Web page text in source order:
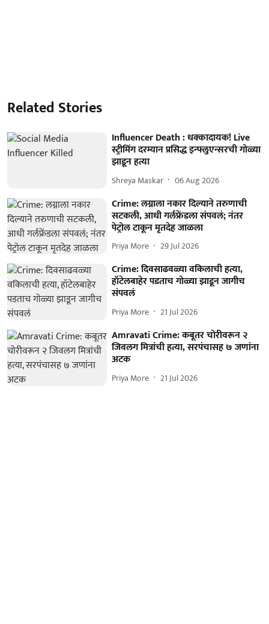
Related Stories
Influencer Death : धक्कादायक! Live
स्ट्रीमिंग दरम्यान प्रसिद्ध इन्फ्लुएन्सरची गोळ्या
झाडून हत्या
Shreya Maskar 06 Aug 2026
Crime: लग्नाला नकार दिल्याने तरुणाची
सटकली, आधी गर्लफ्रेंडला संपवलं; नंतर
पेट्रोल टाकून मृतदेह जाळला
Priya More 29 Jul 2026
Crime: दिवसाढवळ्या वकिलाची हत्या,
हॉटेलबाहेर पडताच गोळ्या झाडून जागीच
संपवलं
Priya More 21 Jul 2026
Amravati Crime: कबूतर चोरीवरून २
जिवलग मित्रांची हत्या, सरपंचासह ७ जणांना
अटक
Priya More 21 Jul 2026